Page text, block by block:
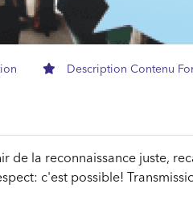
Description Contenu
de la reconnaissance juste,
c'est possible!